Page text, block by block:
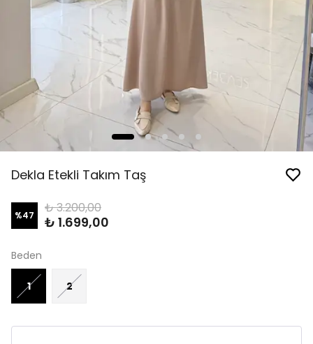
Dekla Etekli Takım Taş
%47 ₺ 3.200,00
₺ 1.699,00
Beden
1 2